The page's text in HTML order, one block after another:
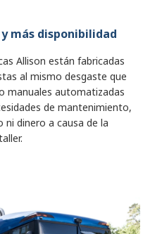
más disponibilidad
Allison están fabricadas
al mismo desgaste que
manuales automatizadas
de mantenimiento,
dinero a causa de la